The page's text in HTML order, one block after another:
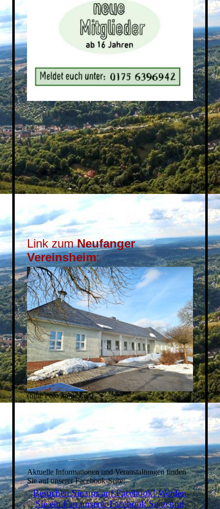
Link zumNeufanger
Vereinsheim:
(bitte Foto anklicken)
Aktuelle Informationen und Veranstaltungen finden
Sie auf unserer Facebook-Seite:
Besuchen Sie uns auf Facebook! Werden
Sie ein Fan unserer Facebook Seite und